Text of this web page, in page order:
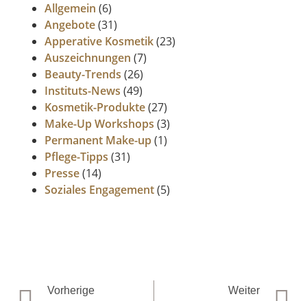
Allgemein (6)
Angebote(31)
Apperative Kosmetik(23)
Auszeichnungen (7)
Beauty-Trends (26)
Instituts-News (49)
Kosmetik-Produkte(27)
Make-Up Workshops (3)
Permanent Make-up (1)
Pflege-Tipps (31)
Presse(14)
Soziales Engagement(5)
Vorherige Weiter